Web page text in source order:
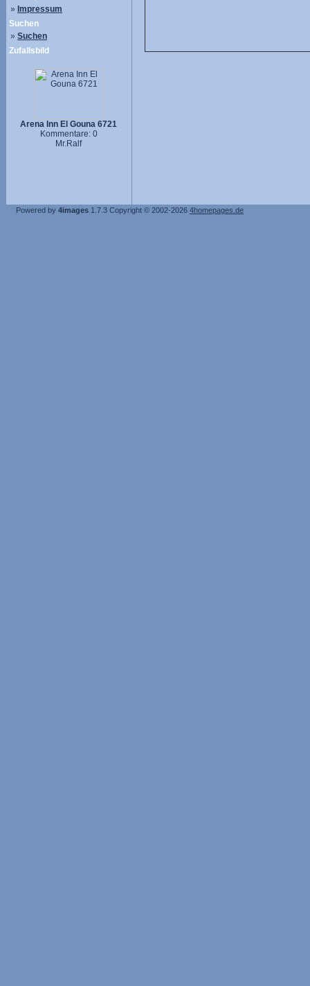
» Impressum
Suchen
» Suchen
Zufallsbild
Arena Inn El Gouna 6721
Kommentare: 0
Mr.Ralf
Powered by 4images 1.7.3 Copyright © 2002-2026 4homepages.de